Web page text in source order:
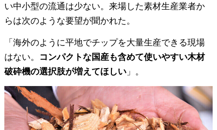
い中小型の流通は少ない。来場した素材生産業者か
らは次のような要望が聞かれた。
「海外のように平地でチップを大量生産できる現場
はない。 コンパクトな国産も含めて使いやすい木材
破砕機の選択肢が増えてほしい」。